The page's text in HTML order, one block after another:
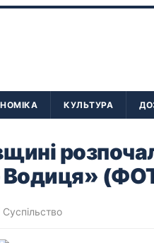
КУЛЬТУРА
Водиця»
Суспільство